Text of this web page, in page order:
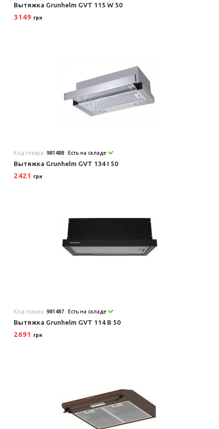
Вытяжка Grunhelm GVT 115 W 50
3149 грн
Код товара:981488 Есть на складе
Вытяжка Grunhelm GVT 134 I 50
2421 грн
Код товара:981487 Есть на складе
Вытяжка Grunhelm GVT 114 B 50
2691 грн